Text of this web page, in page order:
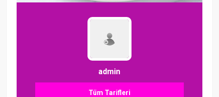
admin
Tüm Tarifleri